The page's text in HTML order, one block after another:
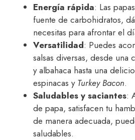
Energía rápida: Las
fuente de carbohidratos,
necesitas para afrontar el
Versatilidad: Puedes
salsas diversas, desde una
y albahaca hasta una
espinacas y Turkey Bacon.
Saludables y saciantes:
de papa, satisfacen tu
de manera adecuada,
saludables.